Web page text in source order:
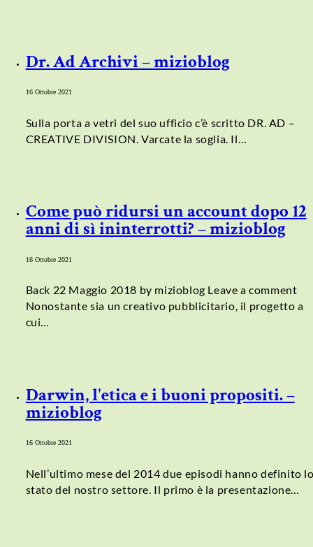
Dr. Ad Archivi – mizioblog
16 Ottobre 2021
Sulla porta a vetri del suo ufficio c’è scritto DR. AD –
CREATIVE DIVISION. Varcate la soglia. Il…
Come può ridursi un account dopo 12
anni di sì ininterrotti? – mizioblog
16 Ottobre 2021
Back 22 Maggio 2018 by mizioblog Leave a comment
Nonostante sia un creativo pubblicitario, il progetto a
cui…
Darwin, l'etica e i buoni propositi. –
mizioblog
16 Ottobre 2021
Nell’ultimo mese del 2014 due episodi hanno definito
stato del nostro settore. Il primo è la presentazione…